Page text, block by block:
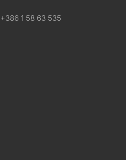
+386 1 58 63 535